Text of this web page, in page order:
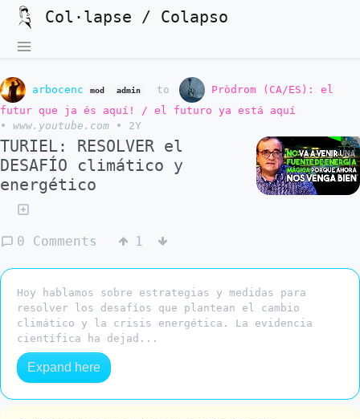
Col·lapse / Colapso
arbocenc mod admin to
Pròdrom (CA/ES): el
futur que ja és aquí! / el futuro ya está aquí
•
www.youtube.com • 2Y
TURIEL: RESOLVER el
DESAFÍO climático y
energético
0 Comments 1
Hoy hablamos sobre estrategias y medidas para
resolver los desafíos que plantean el cambio
climático y la crisis energética. La evidencia
científica ha dejad...
Expand here